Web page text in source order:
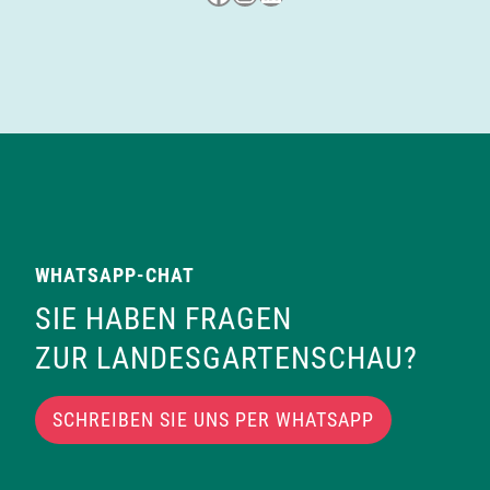
WHATSAPP-CHAT
SIE HABEN FRAGEN
ZUR LANDESGARTENSCHAU?
SCHREIBEN SIE UNS PER WHATSAPP